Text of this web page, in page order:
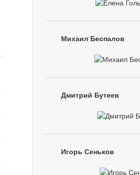
Михаил Беспалов
Дмитрий Бутеев
Игорь Сеньков